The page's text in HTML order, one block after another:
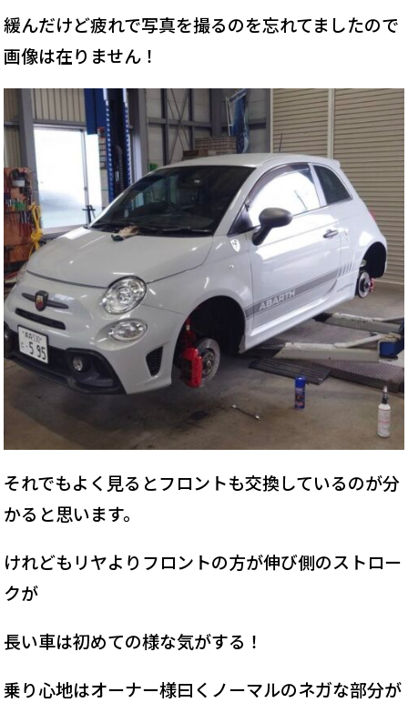
緩んだけど疲れで写真を撮るのを忘れてましたので
画像は在りません！
それでもよく見るとフロントも交換しているのが分
かると思います。
けれどもリヤよりフロントの方が伸び側のストロー
クが
長い車は初めての様な気がする！
乗り心地はオーナー様曰くノーマルのネガな部分が